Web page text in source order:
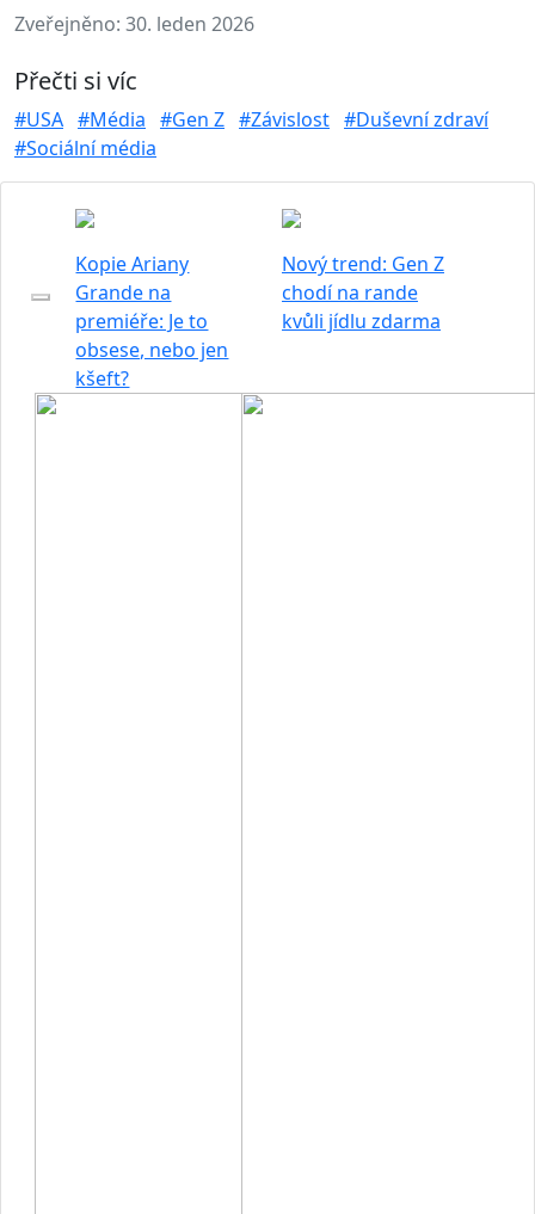
Zveřejněno: 30. leden 2026
Přečti si víc
#USA #Média #Gen Z #Závislost #Duševní zdraví
#Sociální média
Kopie Ariany
Grande na
premiéře: Je to
obsese, nebo jen
kšeft?
Nový trend: Gen Z
chodí na rande
kvůli jídlu zdarma